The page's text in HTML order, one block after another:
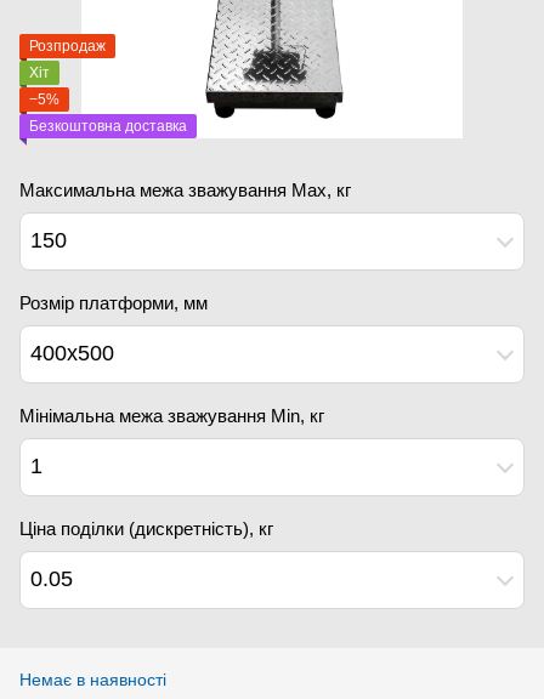
Розпродаж
Хіт
−5%
Безкоштовна доставка
Максимальна межа зважування Мах, кг
150
Розмір платформи, мм
400х500
Мінімальна межа зважування Min, кг
1
Ціна поділки (дискретність), кг
0.05
Немає в наявності